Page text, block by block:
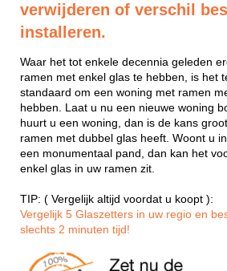
verwijderen of verschil
installeren.
Waar het tot enkele decennia geleden
ramen met enkel glas te hebben, is het
standaard om een woning met ramen
hebben. Laat u nu een nieuwe woning
huurt u een woning, dan is de kans
ramen met dubbel glas heeft. Woont u
een monumentaal pand, dan kan het
enkel glas in uw ramen zit.
TIP: ( Vergelijk altijd voordat u koopt ):
Vergelijk 5 Glaszetters in uw regio en
slechts 2 minuten tijd!